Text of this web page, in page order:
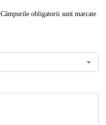
Câmpurile obligatorii sunt marcate